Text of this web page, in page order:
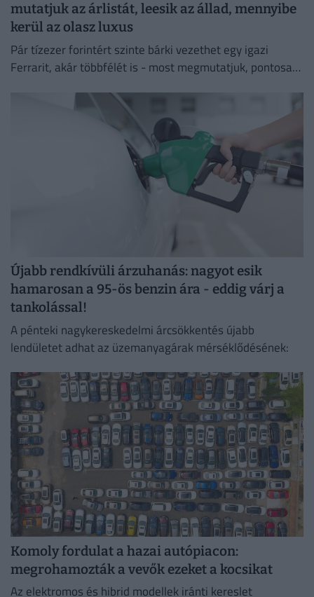
mutatjuk az árlistát, leesik az állad, mennyibe
kerül az olasz luxus
Pár tízezer forintért szinte bárki vezethet egy igazi
Ferrarit, akár többfélét is - most megmutatjuk, pontosan
Újabb rendkívüli árzuhanás: nagyot esik
hamarosan a 95-ös benzin ára - eddig várj a
tankolással!
A pénteki nagykereskedelmi árcsökkentés újabb
lendületet adhat az üzemanyagárak mérséklődésének:
Komoly fordulat a hazai autópiacon:
megrohamozták a vevők ezeket a kocsikat
Az elektromos és hibrid modellek iránti kereslet